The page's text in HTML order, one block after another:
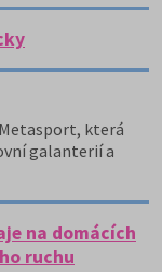
která
galanterií a
na domácích
ruchu